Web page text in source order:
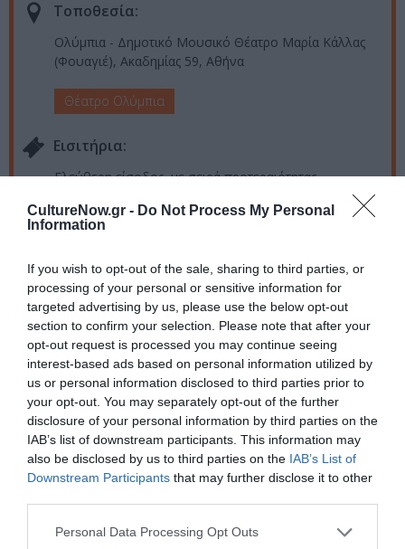
CultureNow.gr - Do Not Process My Personal
Information
If you wish to opt-out of the sale, sharing to third parties, or
processing of your personal or sensitive information for
targeted advertising by us, please use the below opt-out
section to confirm your selection. Please note that after your
opt-out request is processed you may continue seeing
interest-based ads based on personal information utilized by
us or personal information disclosed to third parties prior to
your opt-out. You may separately opt-out of the further
disclosure of your personal information by third parties on the
IAB’s list of downstream participants. This information may
also be disclosed by us to third parties on the IAB’s List of
Downstream Participants that may further disclose it to other
Personal Data Processing Opt Outs
Τοποθεσία:
Ολύμπια - Δημοτικό Μουσικό Θέατρο Μαρία Κάλλας
(Φουαγιέ), Ακαδημίας 59, Αθήνα
Θέατρο Ολύμπια
Eισιτήρια:
Ελεύθερη είσοδος, με σειρά προτεραιότητας
Πληροφορίες / Κρατήσεις:
Ακολουθήστε το Culturenow.gr στοGoogle News
μάθετε πρώτοι όλες τις ειδήσεις
Δείτε όλα τατελευταία νέαγια την Τέχνη και τον
Πολιτισμό στοCulturenow.gr
Νέοι Διαγωνισμοί ❯
Tags
ΒΑΣΙΛΗΣ ΛΕΚΚΑΣ ΒΡΑΒΕΙΑ
ΔΩΡΕΑΝ ΕΚΔΗΛΩΣΕΙΣ
ΕΝΤΕΧΝΟ - ΛΑΪΚΟ - ΠΑΡΑΔΟΣΙΑΚΗ